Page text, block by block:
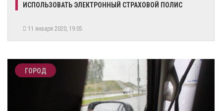
ИСПОЛЬЗОВАТЬ ЭЛЕКТРОННЫЙ СТРАХОВОЙ ПОЛИС
11 января 2020, 19:05
ГОРОД